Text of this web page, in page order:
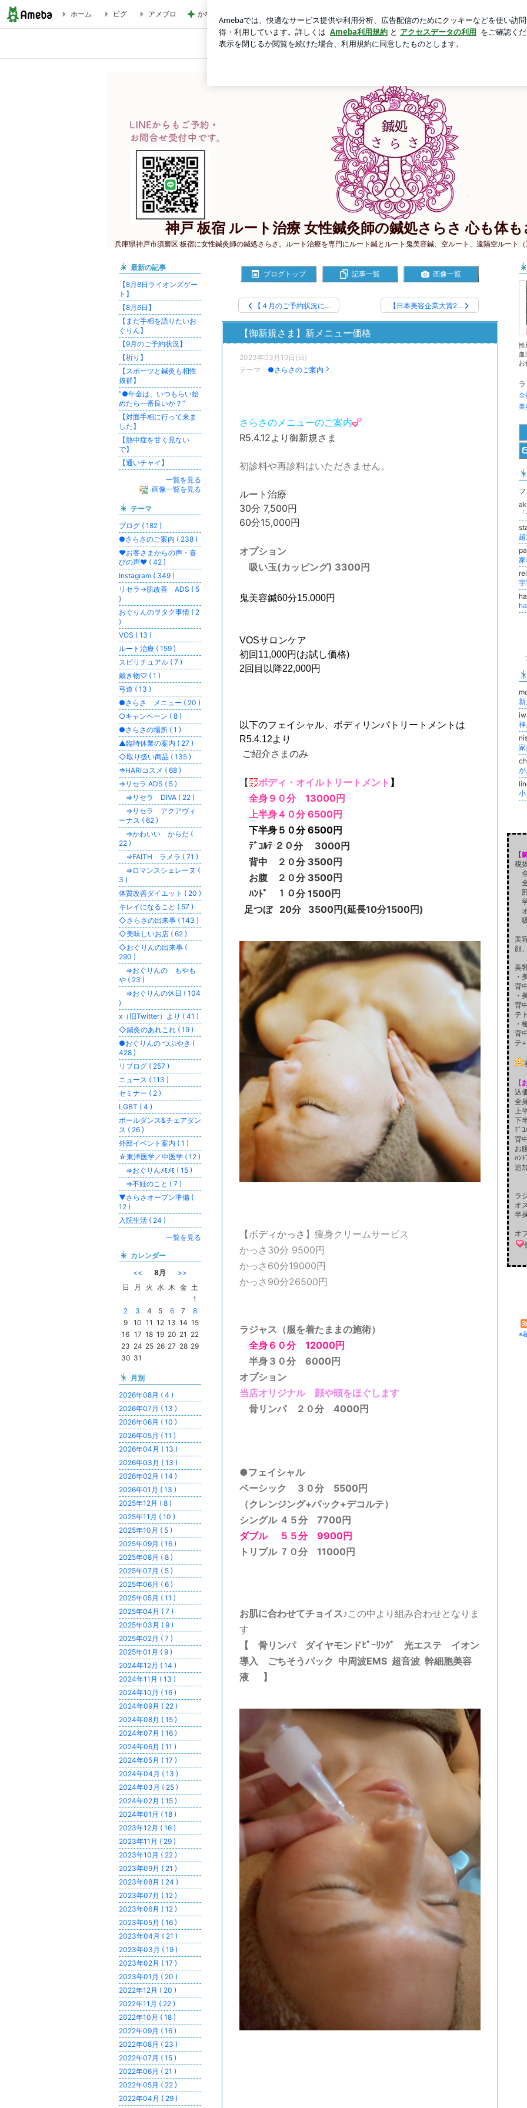
【御新規さま】新メニュー価格 | 神戸 板宿 ルート治療 女性鍼灸師の鍼処さらさ 心も体もさらさ さらさ
Home Ameblo
ホーム ピグ アメブロ かなりびっくりした1500円のガチャ
神戸 板宿 ルート治療 女性鍼灸師の鍼処さらさ 心も体
兵庫県神戸市須磨区 板宿に女性鍼灸師の鍼処さらさ。ルート治療を専門にルート鍼とルート鬼美容鍼、空ルート、遠隔空ルート
ブログトップ 記事一覧 画像一覧
【４月のご予約状況に… 【日本美容企業大賞2…
【御新規さま】新メニュー価格
2023年03月19日(日)
テーマ： ●さらさのご案内
さらさのメニューのご案内
R5.4.12より御新規さま
初診料や再診料はいただきません。
ルート治療
30分 7,500円
60分15,000円
オプション
吸い玉(カッピング) 3300円
鬼美容鍼60分15,000円
VOSサロンケア
初回11,000円(お試し価格)
2回目以降22,000円
以下のフェイシャル、ボディリンパトリートメントは
R5.4.12より
ご紹介さまのみ
【 ボディ・オイルトリートメント 】
全身９０分 13000円
上半身４０分 6500円
下半身５０分 6500円
ﾃﾞｺﾙﾃ ２０分 3000円
背中 ２０分 3500円
お腹 ２０分 3500円
ﾊﾝﾄﾞ １０分 1500円
足つぼ 20分 3500円(延長10分1500円)
【ボディかっさ 】痩身クリームサービス
かっさ30分 9500円
かっさ60分19000円
かっさ90分26500円
ラジャス（服を着たままの施術）
全身６０分 12000円
半身３０分 6000円
オプション
当店オリジナル 顔や頭をほぐします
骨リンパ ２０分 4000円
●フェイシャル
ベーシック ３０分 5500円
（クレンジング+パック+デコルテ）
シングル ４５分 7700円
ダブル ５５分 9900円
トリプル ７０分 11000円
お肌に合わせてチョイス♪この中より組み合わせとなりま
す
【 骨リンパ ダイヤモンドﾋﾟｰﾘﾝｸﾞ 光エステ イオン
導入 ごちそうパック 中周波EMS 超音波 幹細胞美容
液 】
性
血
お
全
美
【
税
美
顔
美
・
背
・
背
テ
・
背
テ
【
込
全
上
下
ﾃﾞ
背
お
ﾊﾝ
追
ラ
オ
半
オ
※
最新の記事
【8月8日ライオンズゲー
ト】
【8月6日】
【まだ手相を語りたいお
ぐりん】
【9月のご予約状況】
【祈り】
【スポーツと鍼灸も相性
抜群】
”●年金は、いつもらい始
めたら一番良いか？”
【対面手相に行って来ま
した】
【熱中症を甘く見ない
で】
【通いチャイ】
一覧を見る
画像一覧を見る
テーマ
ブログ ( 182 )
●さらさのご案内 ( 238 )
♥お客さまからの声・喜
びの声♥ ( 42 )
Instagram ( 349 )
リセラ→肌改善 ADS ( 5
)
おぐりんのヲタク事情 ( 2
)
VOS ( 13 )
ルート治療 ( 159 )
スピリチュアル ( 7 )
戴き物♡ ( 1 )
弓道 ( 13 )
●さらさ メニュー ( 20 )
○キャンペーン ( 8 )
●さらさの場所 ( 1 )
▲臨時休業の案内 ( 27 )
◇取り扱い商品 ( 135 )
⇒HARIコスメ ( 68 )
⇒リセラ ADS ( 5 )
⇒リセラ DIVA ( 22 )
⇒リセラ アクアヴィ
ーナス ( 62 )
⇒かわいい からだ (
22 )
⇒FAITH ラメラ ( 71 )
⇒ロマンスシェレーヌ (
3 )
体質改善ダイエット ( 20 )
キレイになること ( 57 )
◇さらさの出来事 ( 143 )
◇美味しいお店 ( 62 )
◇おぐりんの出来事 (
290 )
⇒おぐりんの もやも
や ( 23 )
⇒おぐりんの休日 ( 104
)
x（旧Twitter）より ( 41 )
◇鍼灸のあれこれ ( 19 )
●おぐりんの つぶやき (
428 )
リブログ ( 257 )
ニュース ( 113 )
セミナー ( 2 )
LGBT ( 4 )
ポールダンス&チェアダン
ス ( 26 )
外部イベント案内 ( 1 )
☆東洋医学／中医学 ( 12 )
⇒おぐりんﾒﾓﾒﾓ ( 15 )
⇒不妊のこと ( 7 )
▼さらさオープン準備 (
12 )
入院生活 ( 24 )
一覧を見る
カレンダー
<<
8月
>>
日
月 火 水 木 金 土
1
2
3 4 5 6 7
8
9
10 11 12 13 14 15
16 17 18 19 20 21 22
23 24 25 26 27 28 29
30 31
月別
2026年08月 ( 4 )
2026年07月 ( 13 )
2026年06月 ( 10 )
2026年05月 ( 11 )
2026年04月 ( 13 )
2026年03月 ( 13 )
2026年02月 ( 14 )
2026年01月 ( 13 )
2025年12月 ( 8 )
2025年11月 ( 10 )
2025年10月 ( 5 )
2025年09月 ( 16 )
2025年08月 ( 8 )
2025年07月 ( 5 )
2025年06月 ( 6 )
2025年05月 ( 11 )
2025年04月 ( 7 )
2025年03月 ( 9 )
2025年02月 ( 7 )
2025年01月 ( 9 )
2024年12月 ( 14 )
2024年11月 ( 13 )
2024年10月 ( 16 )
2024年09月 ( 22 )
2024年08月 ( 15 )
2024年07月 ( 16 )
2024年06月 ( 11 )
2024年05月 ( 17 )
2024年04月 ( 13 )
2024年03月 ( 25 )
2024年02月 ( 15 )
2024年01月 ( 18 )
2023年12月 ( 16 )
2023年11月 ( 29 )
2023年10月 ( 22 )
2023年09月 ( 21 )
2023年08月 ( 24 )
2023年07月 ( 12 )
2023年06月 ( 12 )
2023年05月 ( 16 )
2023年04月 ( 21 )
2023年03月 ( 19 )
2023年02月 ( 17 )
2023年01月 ( 20 )
2022年12月 ( 20 )
2022年11月 ( 22 )
2022年10月 ( 18 )
2022年09月 ( 16 )
2022年08月 ( 23 )
2022年07月 ( 15 )
2022年06月 ( 21 )
2022年05月 ( 22 )
2022年04月 ( 29 )